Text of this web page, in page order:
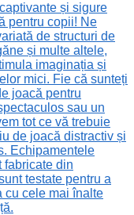
și sigure
pentru copii! Ne
de structuri de
și multe altele,
imaginația și
mici. Fie că sunteți
joacă pentru
sau un
tot ce vă trebuie
de joacă distractiv și
Echipamentele
fabricate din
testate pentru a
cu cele mai înalte